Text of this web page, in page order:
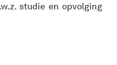
studie en opvolging